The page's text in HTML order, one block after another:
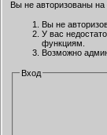
Вы не авторизованы на
Вы не
У вас
функциям.
Возможно
Вход